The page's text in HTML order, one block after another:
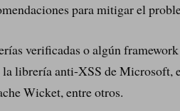
para mitigar el
verificadas o algún
librería anti-XSS de Microsoft,
Wicket, entre otros.